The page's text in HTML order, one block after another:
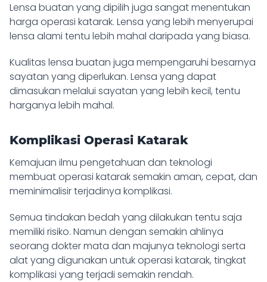
Lensa buatan yang dipilih juga sangat menentukan
harga operasi katarak. Lensa yang lebih menyerupai
lensa alami tentu lebih mahal daripada yang biasa.
Kualitas lensa buatan juga mempengaruhi besarnya
sayatan yang diperlukan. Lensa yang dapat
dimasukan melalui sayatan yang lebih kecil, tentu
harganya lebih mahal.
Komplikasi Operasi Katarak
Kemajuan ilmu pengetahuan dan teknologi
membuat operasi katarak semakin aman, cepat, dan
meminimalisir terjadinya komplikasi.
Semua tindakan bedah yang dilakukan tentu saja
memiliki risiko. Namun dengan semakin ahlinya
seorang dokter mata dan majunya teknologi serta
alat yang digunakan untuk operasi katarak, tingkat
komplikasi yang terjadi semakin rendah.